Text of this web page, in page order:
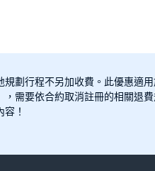
劃行程不另加收費。此優惠適
需要依合約取消註冊的相關
！